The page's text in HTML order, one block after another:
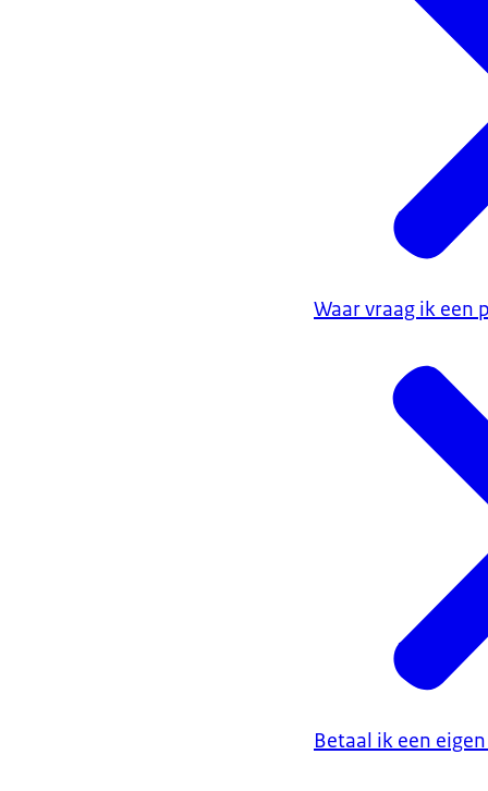
Bij zorg in
voor soort
Krijgt u
Met een
dat u krijgt, is
andere
u ook zelf
zomaar een
Wat zijn
2015. Het
bedrag eens
Ontvangt u
Dit was
Waar vraag ik een
Betaal ik een